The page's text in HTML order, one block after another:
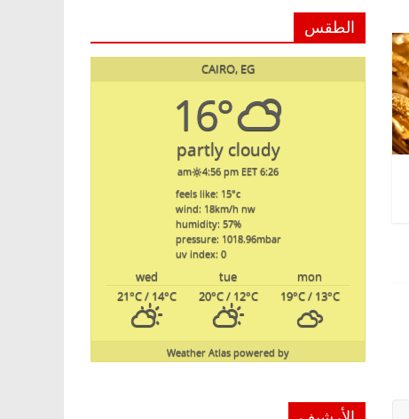
الطقس
CAIRO, EG
16°
partly cloudy
6:26 am
4:56 pm EET
feels like: 15°c
wind: 18km/h nw
humidity: 57%
pressure: 1018.96mbar
uv index: 0
mon
tue
wed
19°C/ 13°C
20°C/ 12°C
21°C/ 14°C
powered by
Weather Atlas